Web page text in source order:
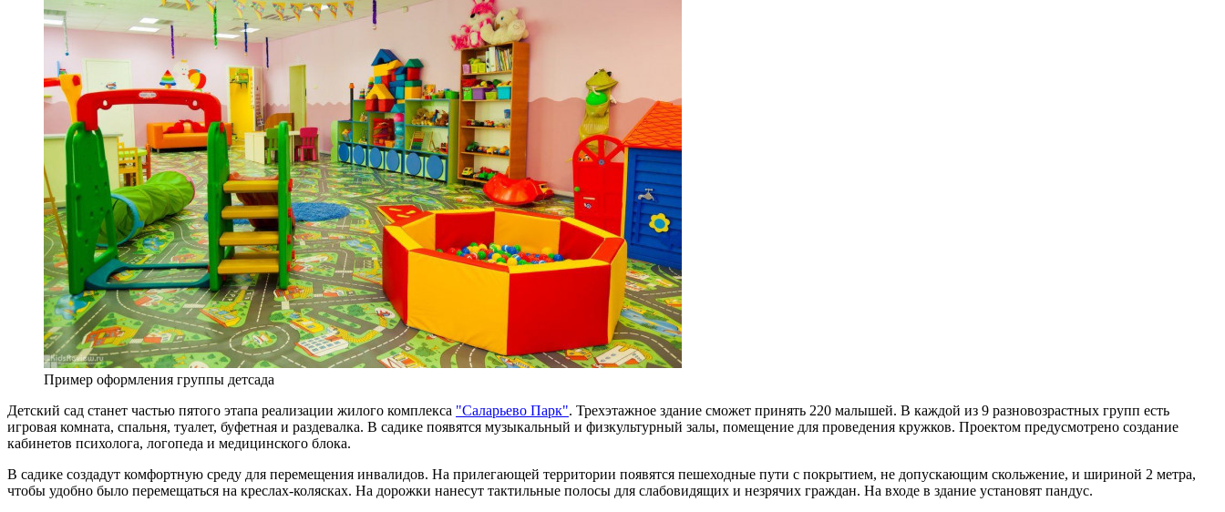
Пример оформления группы детсада
Детский сад станет частью пятого этапа реализации жилого комплекса "Саларьево Парк". Трехэтажное здание сможет принять 220 малышей. В каждой из 9 разновозрастных групп есть
игровая комната, спальня, туалет, буфетная и раздевалка. В садике появятся музыкальный и физкультурный залы, помещение для проведения кружков. Проектом предусмотрено создание
кабинетов психолога, логопеда и медицинского блока.
В садике создадут комфортную среду для перемещения инвалидов. На прилегающей территории появятся пешеходные пути с покрытием, не допускающим скольжение, и шириной 2 метра,
чтобы удобно было перемещаться на креслах-колясках. На дорожки нанесут тактильные полосы для слабовидящих и незрячих граждан. На входе в здание установят пандус.